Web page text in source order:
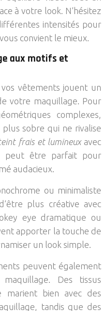
à votre look. N’hésitez
intensités pour
convient le mieux.
aux motifs et
vêtements jouent un
votre maquillage. Pour
complexes,
sobre qui ne rivalise
frais et lumineux avec
peut être parfait pour
audacieux.
ou minimaliste
plus créative avec
eye dramatique ou
apporter la touche de
un look simple.
peuvent également
Des tissus
marient bien avec des
tandis que des